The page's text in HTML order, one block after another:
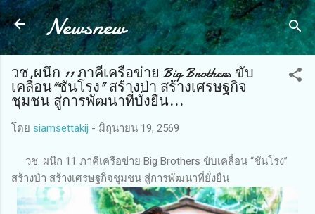
ข้ามไปที่เนื้อหาหลัก
Newsnew
วช.ผนึก 11 ภาคีเครือข่าย Big Brothers ขับ
เคลื่อน"ชันโรง" สร้างป่า สร้างเศรษฐกิจ
ชุมชน สู่การพัฒนาที่บั่งยืน...
โดย siamsettakij - มิถุนายน 19, 2569
วช. ผนึก 11 ภาคีเครือข่าย Big Brothers ขับเคลื่อน “ชันโรง”
สร้างป่า สร้างเศรษฐกิจชุมชน สู่การพัฒนาที่ยั่งยืน